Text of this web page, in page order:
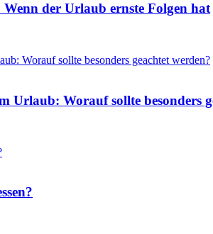
der Urlaub ernste Folgen hat
Urlaub: Worauf sollte besonders